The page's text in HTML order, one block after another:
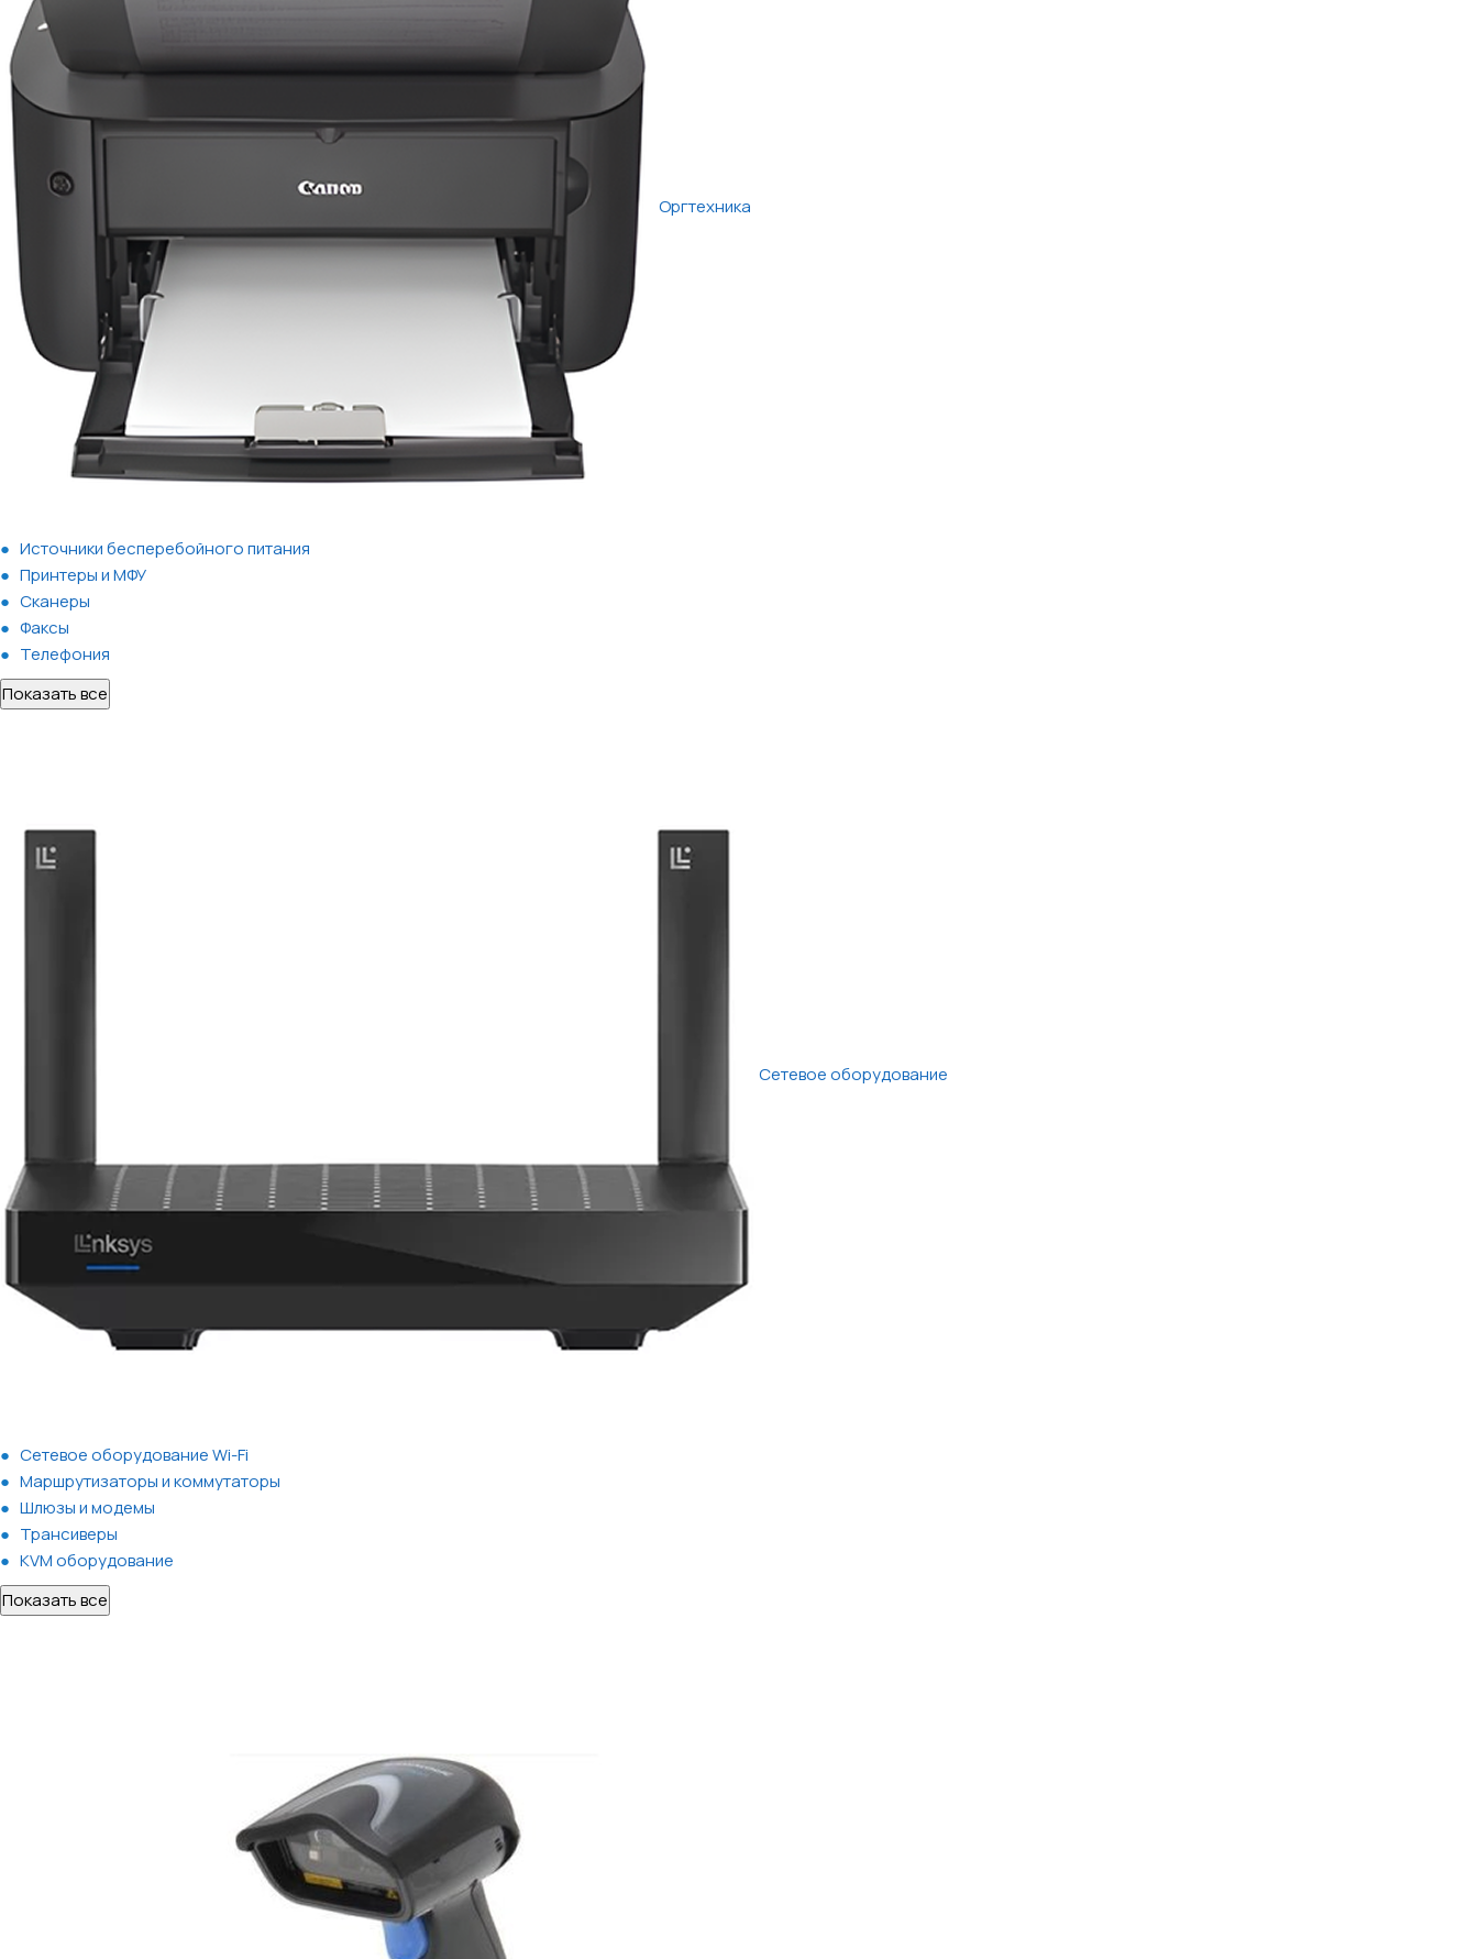
Оргтехника
Источники бесперебойного питания
Принтеры и МФУ
Сканеры
Факсы
Телефония
Показать все
Сетевое оборудование
Сетевое оборудование Wi-Fi
Маршрутизаторы и коммутаторы
Шлюзы и модемы
Трансиверы
KVM оборудование
Показать все